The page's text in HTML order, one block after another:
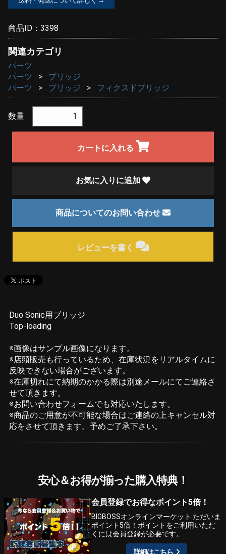
商品ID： 3398
関連カテゴリ
パーツ
パーツ
ブリッジ
パーツ
ブリッジ フィクスドブリッジ
数量
カートに入れる
お気に入りに追加
商品についてのお問い合わせ
レビューを書く
Duo Sonic用ブリッジ
Top-loading
※画像はサンプル画像になります。
※店頭販売も行っているため、在庫状況をリアルタイムに
反映できない場合がございます。
※在庫切れにて納期のかかる際は別途メールにてご連絡さ
せて頂きます。
※お問い合わせフォームでも対応いたします。
※商品のご用意が不可能な場合はご連絡の上キャンセル対
応をさせて頂きます。予めご了承下さい。
安心＆お得が揃った購入特典！
会員登録でお得なポイント5倍！
BIGBOSSオンラインマーケット ただいま
ポイント5倍！ポイントをご利用いただ
くには会員登録が必要です。
詳細はこちら